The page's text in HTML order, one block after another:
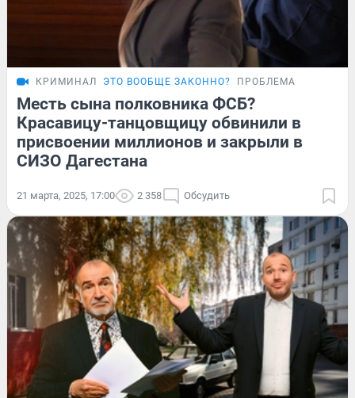
КРИМИНАЛ ЭТО ВООБЩЕ ЗАКОННО? ПРОБЛЕМА
Месть сына полковника ФСБ?
Красавицу-танцовщицу обвинили в
присвоении миллионов и закрыли в
СИЗО Дагестана
21 марта, 2025, 17:00 2 358 Обсудить